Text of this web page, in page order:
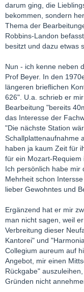
darum ging, die
bekommen, sondern
Thema der
Robbins-Landon
besitzt und dazu etwas
Nun - ich kenne neben
Prof Beyer. In den
längeren brieflichen
626". U.a. schrieb er
Bearbeitung "bereits
das Interesse der
"Die nächste Station
Schallplattenaufnahme
haben ja kaum Zeit für
für ein Mozart-
Ich persönlich habe mir
Mehrheit schon
lieber Gewohntes und
Ergänzend hat er mir
man nicht sagen, weil
Verbreitung dieser
Kantorei" und
Collegium aureum auf
Angebot, mir einen
Rückgabe"
Gründen nicht